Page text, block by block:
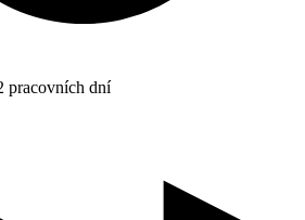
pracovních dní